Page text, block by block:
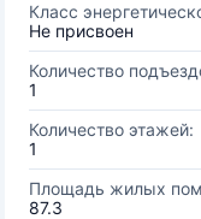
Класс
Не присвоен
Количество
1
Количество этажей:
1
Площадь жилых
87.3